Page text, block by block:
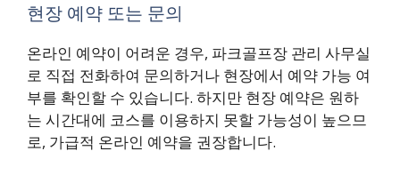
현장 예약 또는 문의
온라인 예약이 어려운 경우, 파크골프장 관리 사무실
로 직접 전화하여 문의하거나 현장에서 예약 가능 여
부를 확인할 수 있습니다. 하지만 현장 예약은 원하
는 시간대에 코스를 이용하지 못할 가능성이 높으므
로, 가급적 온라인 예약을 권장합니다.